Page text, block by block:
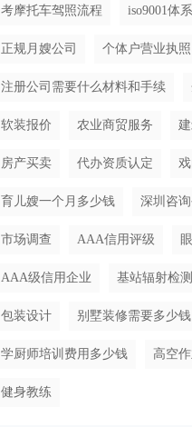
考摩托车驾照流程 iso9001体
正规月嫂公司 个体户营业执照
注册公司需要什么材料和手续
软装报价 农业商贸服务
房产买卖 代办资质认定
育儿嫂一个月多少钱 深圳咨询
市场调查 AAA信用评级
AAA级信用企业 基站辐射检测
包装设计 别墅装修需要多少钱
学厨师培训费用多少钱 高空
健身教练